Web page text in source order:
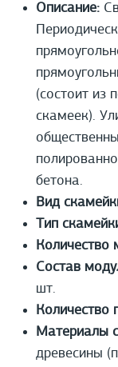
Описание:
(состоит из
скамеек).
бетона.
Вид
Тип
Количество
Состав
шт.
Количество
Материалы
древесины